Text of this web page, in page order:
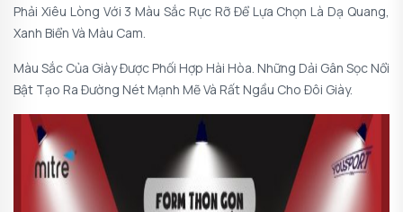
Phải Xiêu Lòng Với 3 Màu Sắc Rực Rỡ Để Lựa Chọn Là Dạ Quang,
Xanh Biển Và Màu Cam.
Màu Sắc Của Giày Được Phối Hợp Hài Hòa. Những Dải Gân Sọc Nổi
Bật Tạo Ra Đường Nét Mạnh Mẽ Và Rất Ngầu Cho Đôi Giày.